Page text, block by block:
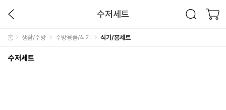
수저세트
홈 생활/주방 주방용품/식기 식기/홈세트
수저세트